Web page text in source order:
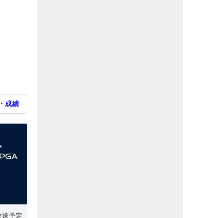
成績
予定